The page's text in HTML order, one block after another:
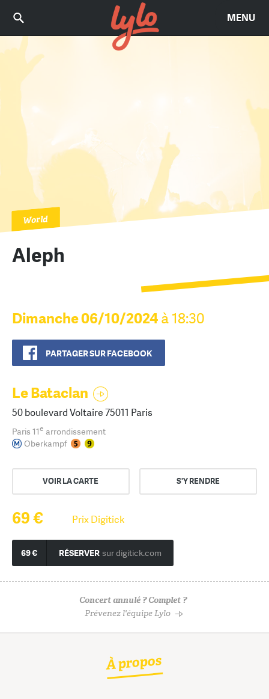
MENU
World
Aleph
Dimanche 06/10/2024 à 18:30
PARTAGER SUR FACEBOOK
Le Bataclan
50 boulevard Voltaire 75011 Paris
Paris 11e arrondissement
Oberkampf
VOIR LA CARTE S'Y RENDRE
69 € Prix Digitick
69 € RÉSERVER sur digitick.com
Concert annulé ? Complet ?
Prévenez l'équipe Lylo
À propos